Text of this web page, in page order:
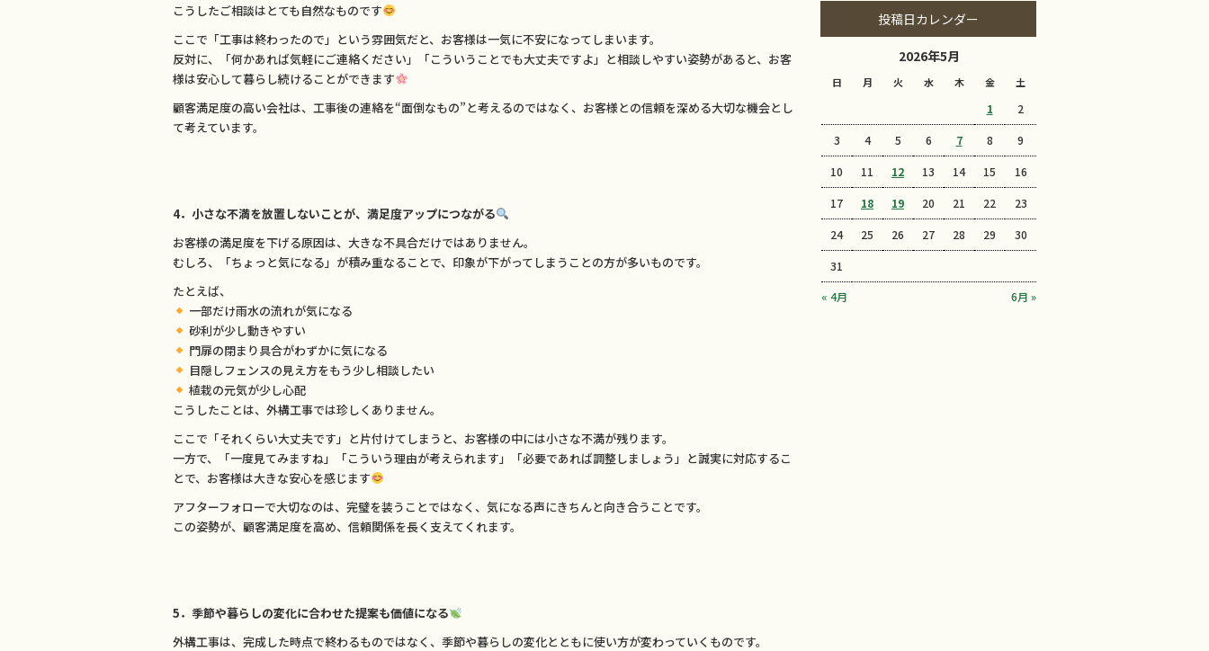
こうしたご相談はとても自然なものです
ここで「工事は終わったので」という雰囲気だと、お客様は一気に不安になってしまいます。
反対に、「何かあれば気軽にご連絡ください」「こういうことでも大丈夫ですよ」と相談しやすい姿勢があると、お客
様は安心して暮らし続けることができます
顧客満足度の高い会社は、工事後の連絡を“面倒なもの”と考えるのではなく、お客様との信頼を深める大切な機会とし
て考えています。
4．小さな不満を放置しないことが、満足度アップにつながる
お客様の満足度を下げる原因は、大きな不具合だけではありません。
むしろ、「ちょっと気になる」が積み重なることで、印象が下がってしまうことの方が多いものです。
たとえば、
一部だけ雨水の流れが気になる
砂利が少し動きやすい
門扉の閉まり具合がわずかに気になる
目隠しフェンスの見え方をもう少し相談したい
植栽の元気が少し心配
こうしたことは、外構工事では珍しくありません。
ここで「それくらい大丈夫です」と片付けてしまうと、お客様の中には小さな不満が残ります。
一方で、「一度見てみますね」「こういう理由が考えられます」「必要であれば調整しましょう」と誠実に対応するこ
とで、お客様は大きな安心を感じます
アフターフォローで大切なのは、完璧を装うことではなく、気になる声にきちんと向き合うことです。
この姿勢が、顧客満足度を高め、信頼関係を長く支えてくれます。
5．季節や暮らしの変化に合わせた提案も価値になる
外構工事は、完成した時点で終わるものではなく、季節や暮らしの変化とともに使い方が変わっていくものです。
投稿日カレンダー
2026年5月
日 月 火 水 木 金 土
« 4月 6月 »
1 2
3 4 5 6 7 8 9
10 11 12 13 14 15 16
17 18 19 20 21 22 23
24 25 26 27 28 29 30
31